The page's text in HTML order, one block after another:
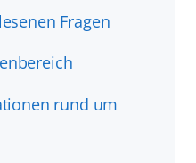
Fragen
rund um